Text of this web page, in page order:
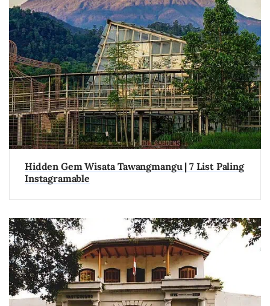
Hidden Gem Wisata Tawangmangu | 7 List Paling
Instagramable